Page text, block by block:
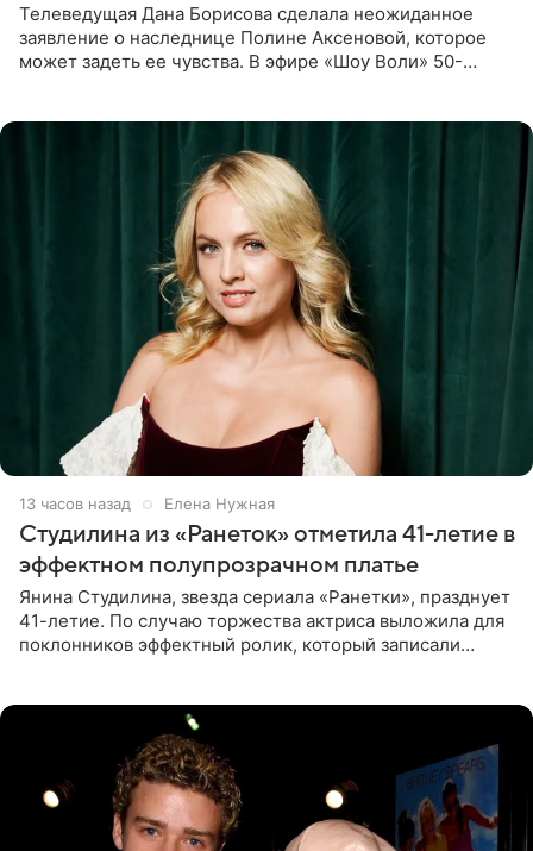
Телеведущая Дана Борисова сделала неожиданное
заявление о наследнице Полине Аксеновой, которое
может задеть ее чувства. В эфире «Шоу Воли» 50-
13 часов назад Елена Нужная
Студилина из «Ранеток» отметила 41-летие в
эффектном полупрозрачном платье
Янина Студилина, звезда сериала «Ранетки», празднует
41-летие. По случаю торжества актриса выложила для
поклонников эффектный ролик, который записали